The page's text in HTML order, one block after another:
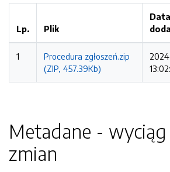
Lp. Plik
Data
1
Procedura zgłoszeń.zip
(ZIP, 457.39Kb)
Metadane -
zmian